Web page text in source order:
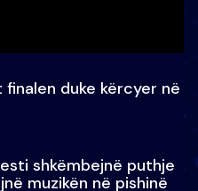
duke kërcyer në
shkëmbejnë puthje
muzikën në pishinë